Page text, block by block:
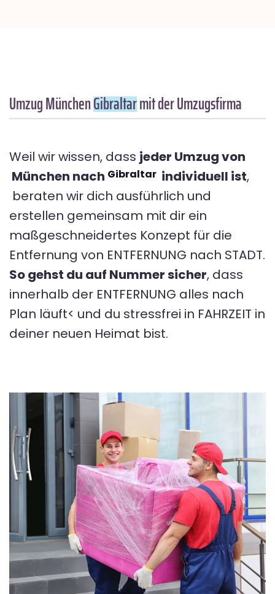
Umzug MünchenGibraltarmit der Umzugsfirma
Weil wir wissen, dass jeder Umzug von
München nach Gibraltar individuell ist,
beraten wir dich ausführlich und
erstellen gemeinsam mit dir ein
maßgeschneidertes Konzept für die
Entfernung von ENTFERNUNG nach STADT.
So gehst du auf Nummer sicher, dass
innerhalb der ENTFERNUNG alles nach
Plan läuft< und du stressfrei in FAHRZEIT in
deiner neuen Heimat bist.